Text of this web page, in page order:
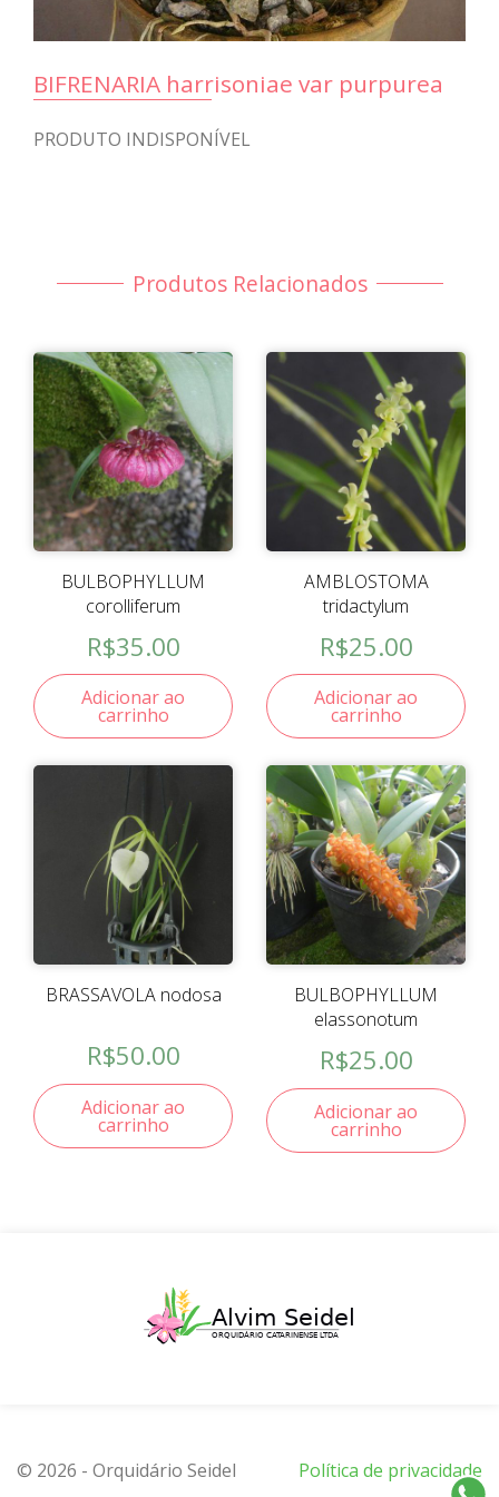
BIFRENARIA harrisoniae var purpurea
PRODUTO INDISPONÍVEL
Produtos Relacionados
BULBOPHYLLUM
corolliferum
R$35.00
Adicionar ao
carrinho
AMBLOSTOMA
tridactylum
R$25.00
Adicionar ao
carrinho
BRASSAVOLA nodosa
R$50.00
Adicionar ao
carrinho
BULBOPHYLLUM
elassonotum
R$25.00
Adicionar ao
carrinho
© 2026 - Orquidário Seidel Política de privacidade